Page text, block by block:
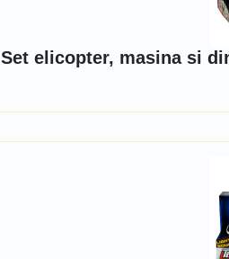
Set elicopter, masina si